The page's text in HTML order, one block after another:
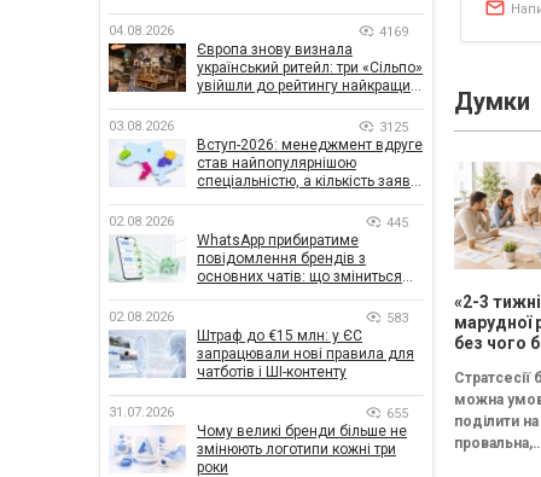
Думки
«2-3 тижні
марудної
без чого
Стратсесії
можна
поділити
провальна,
04.08.2026 4169
Європа знову визнала
український ритейл: три «Сільпо»
увійшли до рейтингу найкращих
03.08.2026 3125
Вступ-2026: менеджмент вдруге
став найпопулярнішою
спеціальністю, а кількість заяв
02.08.2026 445
WhatsApp прибиратиме
повідомлення брендів з
основних чатів: що зміниться
02.08.2026 583
Штраф до €15 млн: у ЄС
запрацювали нові правила для
чатботів і ШІ-контенту
31.07.2026 655
Чому великі бренди більше не
змінюють логотипи кожні три
роки